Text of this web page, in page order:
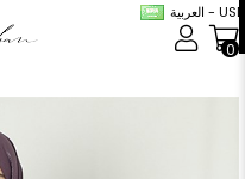
العربية - USD
0